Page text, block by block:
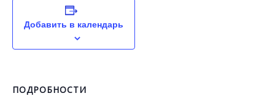
Добавить в календарь
ПОДРОБНОСТИ